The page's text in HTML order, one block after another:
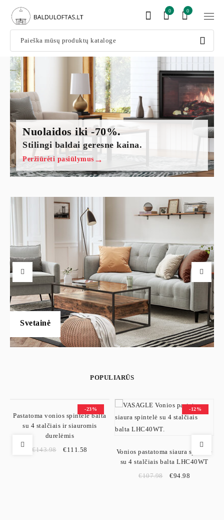
0
0
Nuolaidos iki -70%.
Stilingi baldai geresne kaina.
Peržiūrėti pasiūlymus
Svetainė
POPULIARŪS
-23%
Pastatoma vonios spintelė balta
su 4 stalčiais ir siauromis
durelėmis
€143.98 €111.58
-12%
Vonios pastatoma siaura spintelė
su 4 stalčiais balta LHC40WT
€107.98 €94.98